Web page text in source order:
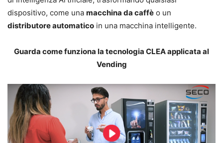
dispositivo, come una macchina da caffè o un
distributore automatico in una macchina intelligente.
Guarda come funziona la tecnologia CLEA applicata al
Vending